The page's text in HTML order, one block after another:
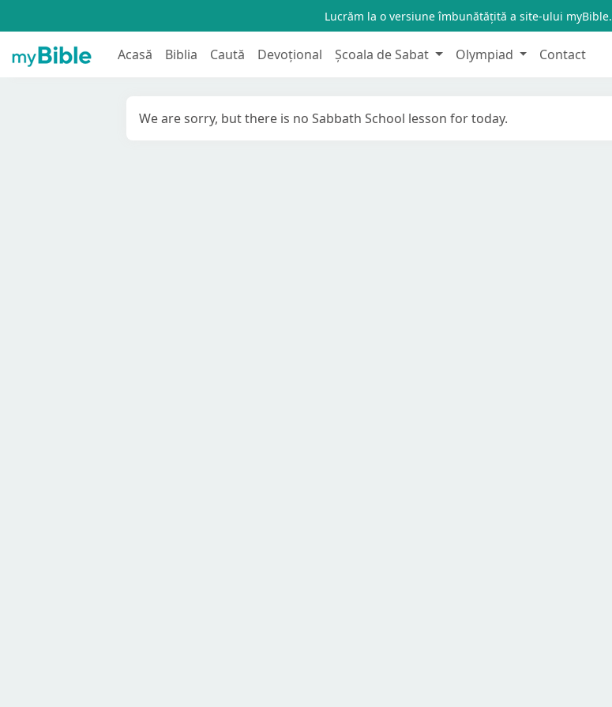
Lucrăm la o versiune îmbunătățită a site-ului myBible.
Acasă Biblia Caută Devoțional Școala de Sabat Olympiad Contact
We are sorry, but there is no Sabbath School lesson for today.